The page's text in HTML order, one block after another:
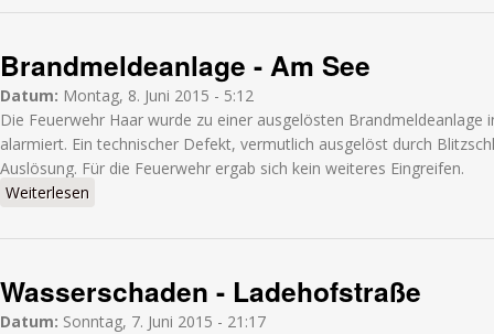
Brandmeldeanlage - Am See
Datum: Montag, 8. Juni 2015 - 5:12
Die Feuerwehr Haar wurde zu einer ausgelösten Brandmeldeanlage
alarmiert. Ein technischer Defekt, vermutlich ausgelöst durch
Auslösung. Für die Feuerwehr ergab sich kein weiteres Eingreifen.
Weiterlesen
Wasserschaden - Ladehofstraße
Datum: Sonntag, 7. Juni 2015 - 21:17